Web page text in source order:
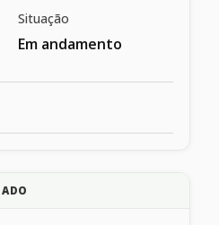
Situação
Em andamento